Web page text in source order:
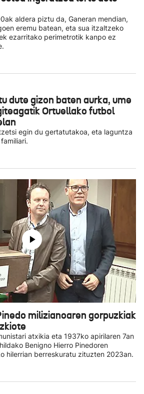
aldera piztu da, Ganeran mendian,
eremu batean, eta sua itzaltzeko
ezarritako perimetrotik kanpo ez
dute gizon baten aurka, ume
Ortuellako futbol
egin du gertatutakoa, eta laguntza
milizianoaren gorpuzkiak
atxikia eta 1937ko apirilaren 7an
Benigno Hierro Pinedoren
hilerrian berreskuratu zituzten 2023an.